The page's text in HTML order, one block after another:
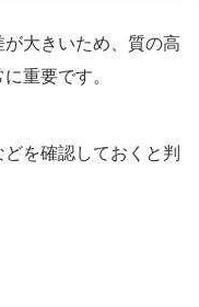
が大きいため、質の高
重要です。
を確認しておくと判